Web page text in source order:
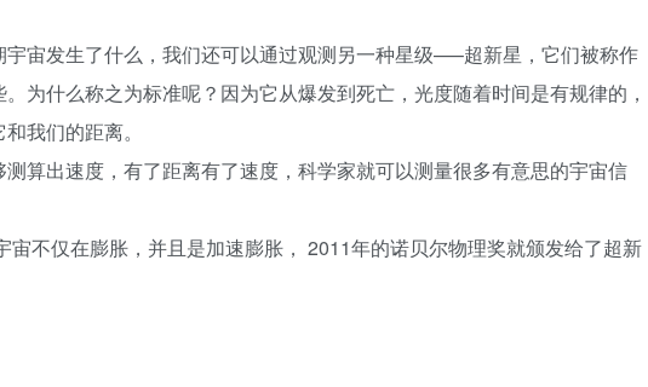
宙发生了什么，我们还可以通过观测另一种星级—–超新星，它们被称作
为什么称之为标准呢？因为它从爆发到死亡，光度随着时间是有规律的，
我们的距离。
算出速度，有了距离有了速度，科学家就可以测量很多有意思的宇宙信
不仅在膨胀，并且是加速膨胀， 2011年的诺贝尔物理奖就颁发给了超新